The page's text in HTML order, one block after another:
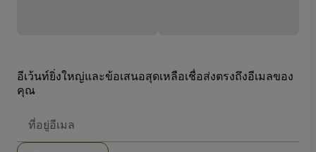
อีเว้นท์ยิ่งใหญ่และข้อเสนอสุดเหลือเชื่อส่งตรงถึงอีเมลของ
คุณ
อยู่